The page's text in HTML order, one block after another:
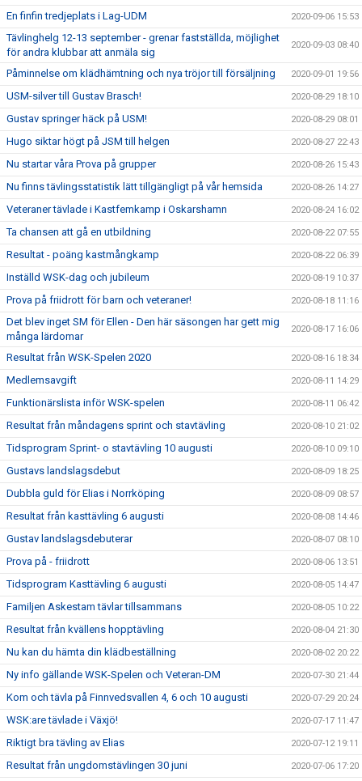
En finfin tredjeplats i Lag-UDM 2020-09-06 15:53
Tävlinghelg 12-13 september - grenar fastställda, möjlighet
för andra klubbar att anmäla sig
2020-09-03 08:40
Påminnelse om klädhämtning och nya tröjor till försäljning 2020-09-01 19:56
USM-silver till Gustav Brasch! 2020-08-29 18:10
Gustav springer häck på USM! 2020-08-29 08:01
Hugo siktar högt på JSM till helgen 2020-08-27 22:43
Nu startar våra Prova på grupper 2020-08-26 15:43
Nu finns tävlingsstatistik lätt tillgängligt på vår hemsida 2020-08-26 14:27
Veteraner tävlade i Kastfemkamp i Oskarshamn 2020-08-24 16:02
Ta chansen att gå en utbildning 2020-08-22 07:55
Resultat - poäng kastmångkamp 2020-08-22 06:39
Inställd WSK-dag och jubileum 2020-08-19 10:37
Prova på friidrott för barn och veteraner! 2020-08-18 11:16
Det blev inget SM för Ellen - Den här säsongen har gett mig
många lärdomar
2020-08-17 16:06
Resultat från WSK-Spelen 2020 2020-08-16 18:34
Medlemsavgift 2020-08-11 14:29
Funktionärslista inför WSK-spelen 2020-08-11 06:42
Resultat från måndagens sprint och stavtävling 2020-08-10 21:02
Tidsprogram Sprint- o stavtävling 10 augusti 2020-08-10 09:10
Gustavs landslagsdebut 2020-08-09 18:25
Dubbla guld för Elias i Norrköping 2020-08-09 08:57
Resultat från kasttävling 6 augusti 2020-08-08 14:46
Gustav landslagsdebuterar 2020-08-07 08:10
Prova på - friidrott 2020-08-06 13:51
Tidsprogram Kasttävling 6 augusti 2020-08-05 14:47
Familjen Askestam tävlar tillsammans 2020-08-05 10:22
Resultat från kvällens hopptävling 2020-08-04 21:30
Nu kan du hämta din klädbeställning 2020-08-02 20:22
Ny info gällande WSK-Spelen och Veteran-DM 2020-07-30 21:44
Kom och tävla på Finnvedsvallen 4, 6 och 10 augusti 2020-07-29 20:24
WSK:are tävlade i Växjö! 2020-07-17 11:47
Riktigt bra tävling av Elias 2020-07-12 19:11
Resultat från ungdomstävlingen 30 juni 2020-07-06 17:20